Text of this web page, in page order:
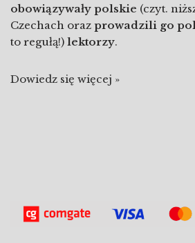
obowiązywały polskie (czyt.
Czechach oraz prowadzili go
to regułą!) lektorzy.
Dowiedz się więcej »